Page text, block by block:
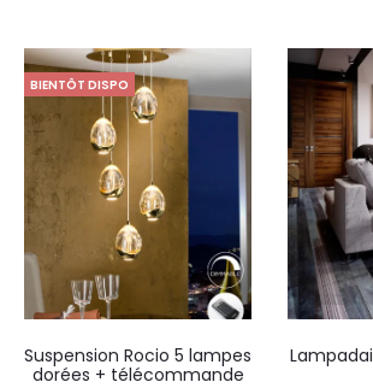
BIENTÔT DISPO
Suspension Rocio 5 lampes
dorées + télécommande